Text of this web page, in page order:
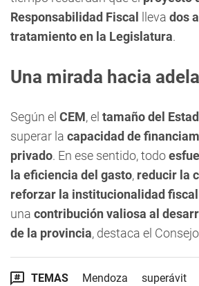
Responsabilidad Fiscal
lleva dos
tratamiento en la Legislatura.
Una mirada hacia
Según el CEM, el tamaño del
superar la capacidad de
privado. En ese sentido, todo
la eficiencia del gasto, reducir la
reforzar la institucionalidad fiscal
una contribución valiosa al
de la provincia, destaca el
TEMAS Mendoza superávit